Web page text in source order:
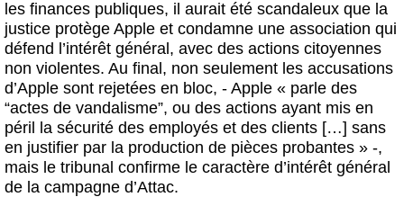
les finances publiques, il aurait été scandaleux que la
justice protège Apple et condamne une association qui
défend l’intérêt général, avec des actions citoyennes
non violentes. Au final, non seulement les accusations
d’Apple sont rejetées en bloc, - Apple « parle des
“actes de vandalisme”, ou des actions ayant mis en
péril la sécurité des employés et des clients […] sans
en justifier par la production de pièces probantes » -,
mais le tribunal confirme le caractère d’intérêt général
de la campagne d’Attac.